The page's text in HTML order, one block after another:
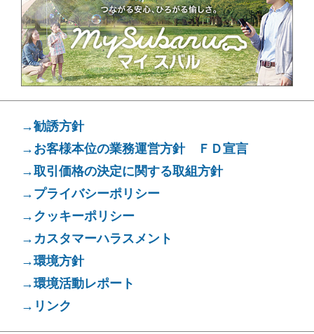
→勧誘方針
→お客様本位の業務運営方針 ＦＤ宣言
→取引価格の決定に関する取組方針
→プライバシーポリシー
→クッキーポリシー
→カスタマーハラスメント
→環境方針
→環境活動レポート
→リンク